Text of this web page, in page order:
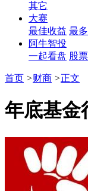
其它
大赛
最佳收益 最
阿牛智投
一起看盘 股票
首页 >财商 >正文
年底基金